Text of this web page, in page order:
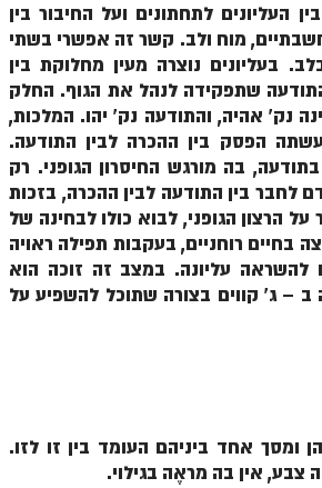
העליונים לתחתונים ועל החיבור בין
מוח ולב. קשר זה אפשרי בשתי
בעליונים נוצרה מעין מחלוקת בין
שתפקידה לנהל את הגוף. החלק
נק' אהיה, והתודעה נק' יהו. המלכות,
הפסק בין ההכרה לבין התודעה.
בה מורגש החיסרון הגופני. רק
לחבר בין התודעה לבין ההכרה, בזכות
הרצון הגופני, לבוא כולו לבחינה של
בחיים רוחניים, בעקבות תפילה ראויה
להשראה עליונה. במצב זה זוכה הוא
ב – ג' קווים בצורה שתוכל להשפיע על
ומסך אחד ביניהם העומד בין זו לזו.
צבע, אין בה מראֶה בגילוי.